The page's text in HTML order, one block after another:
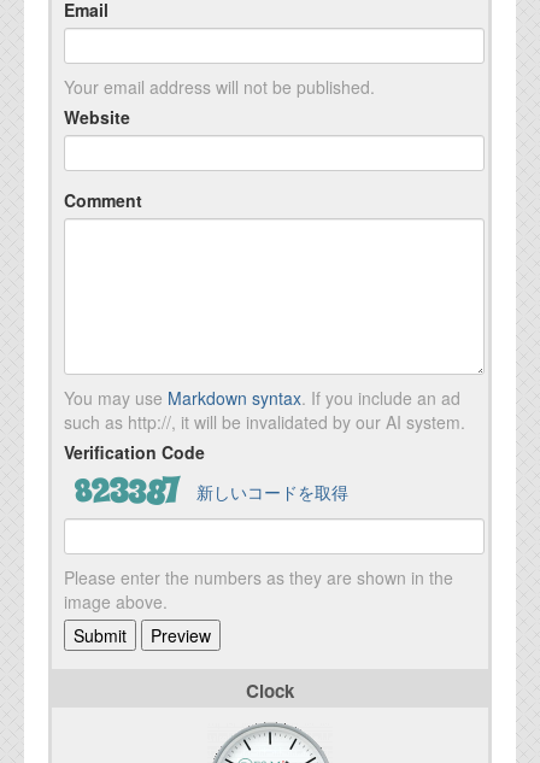
Email
Your email address will not be published.
Website
Comment
You may use Markdown syntax. If you include an ad
such as http://, it will be invalidated by our AI system.
Verification Code
新しいコードを取得
Please enter the numbers as they are shown in the
image above.
Clock